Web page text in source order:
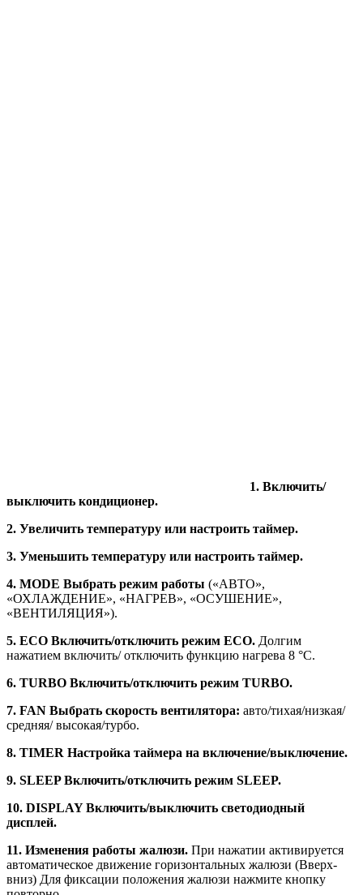
1. Включить/
выключить кондиционер.
2. Увеличить температуру или настроить таймер.
3. Уменьшить температуру или настроить таймер.
4. MODE Выбрать режим работы («АВТО»,
«ОХЛАЖДЕНИЕ», «НАГРЕВ», «ОСУШЕНИЕ»,
«ВЕНТИЛЯЦИЯ»).
5. ECO Включить/отключить режим ECO. Долгим
нажатием включить/ отключить функцию нагрева 8 °С.
6. TURBO Включить/отключить режим TURBO.
7. FAN Выбрать скорость вентилятора: авто/тихая/низкая/
средняя/ высокая/турбо.
8. TIMER Настройка таймера на включение/выключение.
9. SLEEP Включить/отключить режим SLEEP.
10. DISPLAY Включить/выключить светодиодный
дисплей.
11. Изменения работы жалюзи. При нажатии активируется
автоматическое движение горизонтальных жалюзи (Вверх-
вниз) Для фиксации положения жалюзи нажмите кнопку